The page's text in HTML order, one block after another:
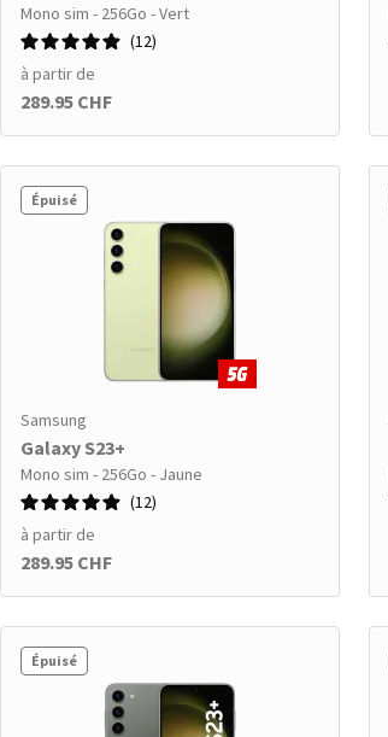
Mono sim - 256Go - Vert
12
à partir de
289.95 CHF
Épuisé
Samsung
Galaxy S23+
Mono sim - 256Go - Jaune
12
à partir de
289.95 CHF
Épuisé